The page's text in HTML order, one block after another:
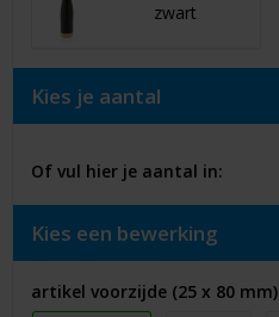
zwart
Kies je aantal
Of vul hier je aantal in:
Kies een bewerking
artikel voorzijde (25 x 80 mm)